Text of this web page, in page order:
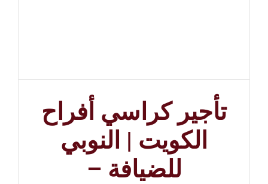
تأجير كراسي أفراح
الكويت | النوبي
للضيافة –